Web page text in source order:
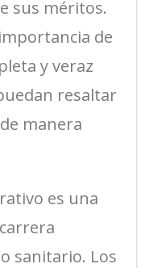
sus méritos.
de
y veraz
resaltar
manera
es una
sanitario. Los